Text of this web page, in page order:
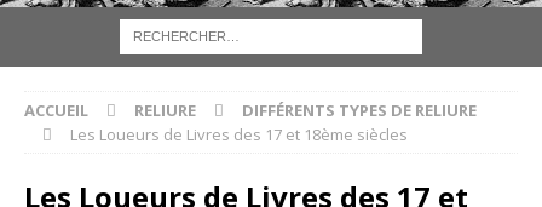
ACCUEIL RELIURE
DIFFÉRENTS TYPES DE RELIURE
Les Loueurs de Livres des 17 et 18ème siècles
Les Loueurs de Livres des 17 et